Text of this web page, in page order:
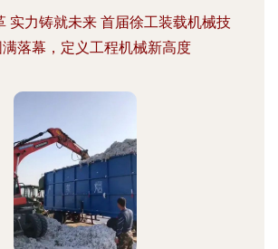
实力铸就未来 首届徐工装载机械技
落幕，定义工程机械新高度